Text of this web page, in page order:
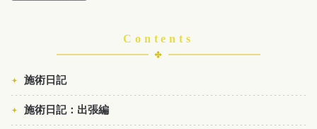
Contents
施術日記
施術日記：出張編